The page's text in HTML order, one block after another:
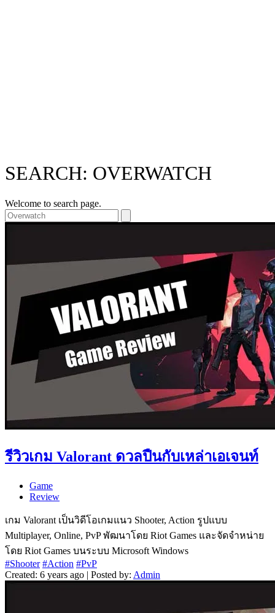
SEARCH: OVERWATCH
Welcome to search page.
รีวิวเกม Valorant ดวลปืนกับเหล่าเอเจนท์
Game
Review
เกม Valorant เป็นวิดีโอเกมแนว Shooter, Action รูปแบบ
Multiplayer, Online, PvP พัฒนาโดย Riot Games และจัดจำหน่าย
โดย Riot Games บนระบบ Microsoft Windows
#Shooter #Action #PvP
Created: 6 years ago | Posted by: Admin